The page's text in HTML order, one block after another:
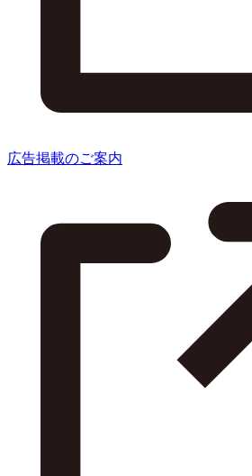
広告掲載のご案内